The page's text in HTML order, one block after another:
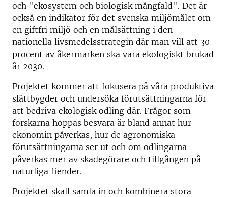
och "ekosystem och biologisk mångfald". Det är
också en indikator för det svenska miljömålet om
en giftfri miljö och en målsättning i den
nationella livsmedelsstrategin där man vill att 30
procent av åkermarken ska vara ekologiskt brukad
år 2030.
Projektet kommer att fokusera på våra produktiva
slättbygder och undersöka förutsättningarna för
att bedriva ekologisk odling där. Frågor som
forskarna hoppas besvara är bland annat hur
ekonomin påverkas, hur de agronomiska
förutsättningarna ser ut och om odlingarna
påverkas mer av skadegörare och tillgången på
naturliga fiender.
Projektet skall samla in och kombinera stora